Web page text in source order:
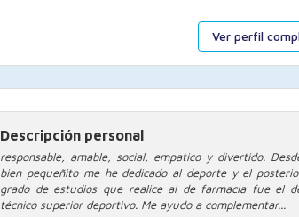
Ver perfil
Descripción personal
responsable, amable, social, empatico y divertido.
bien pequeñito me he dedicado al deporte y el
grado de estudios que realice al de farmacia fue el
técnico superior deportivo. Me ayudo a complementar...